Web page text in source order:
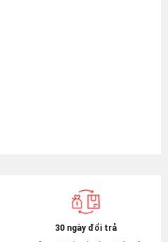
30 ngày đổi trả